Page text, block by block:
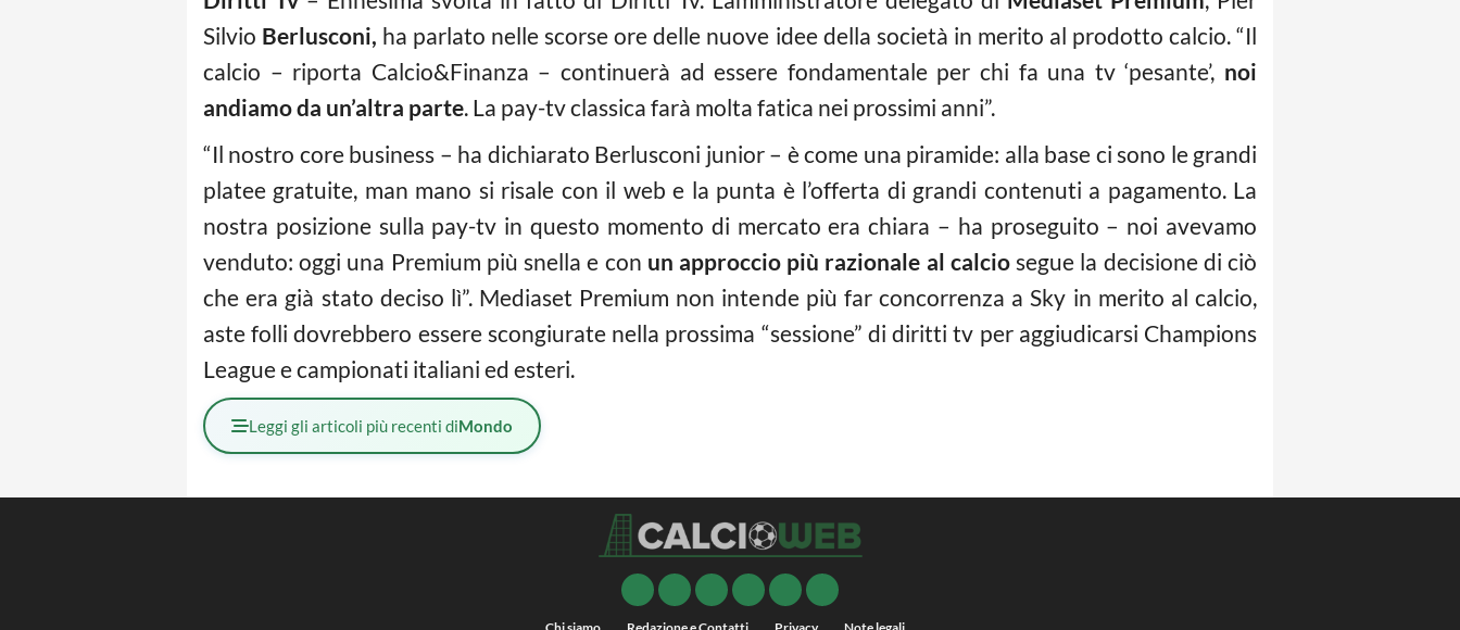
Silvio Berlusconi, ha parlato nelle scorse ore delle nuove idee della società in merito al prodotto calcio. “Il
calcio – riporta Calcio&Finanza – continuerà ad essere fondamentale per chi fa una tv ‘pesante’, noi
andiamo da un’altra parte. La pay-tv classica farà molta fatica nei prossimi anni”.
“Il nostro core business – ha dichiarato Berlusconi junior – è come una piramide: alla base ci sono le grandi
platee gratuite, man mano si risale con il web e la punta è l’offerta di grandi contenuti a pagamento. La
nostra posizione sulla pay-tv in questo momento di mercato era chiara – ha proseguito – noi avevamo
venduto: oggi una Premium più snella e con un approccio più razionale al calciosegue la decisione di ciò
che era già stato deciso lì”. Mediaset Premium non intende più far concorrenza a Sky in merito al calcio,
aste folli dovrebbero essere scongiurate nella prossima “sessione” di diritti tv per aggiudicarsi Champions
League e campionati italiani ed esteri.
Leggi gli articoli più recenti diMondo